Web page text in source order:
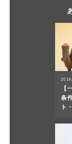
【
条
ト